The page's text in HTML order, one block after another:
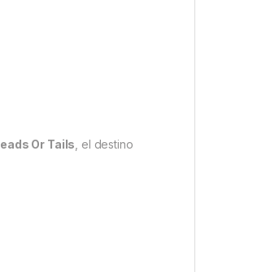
Or Tails , el destino